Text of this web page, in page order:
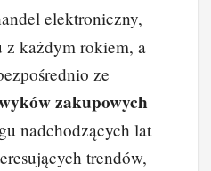
elektroniczny,
z każdym rokiem, a
ze
zakupowych
nadchodzących lat
trendów,